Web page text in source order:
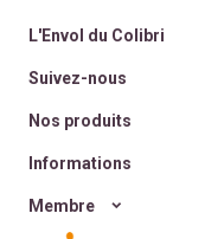
enfin du sens, porteurs de
Et si on retrouvait
excès ni culpabilité ?
L'Envol du Colibri
Suivez-nous
Nos produits
Informations
Membre